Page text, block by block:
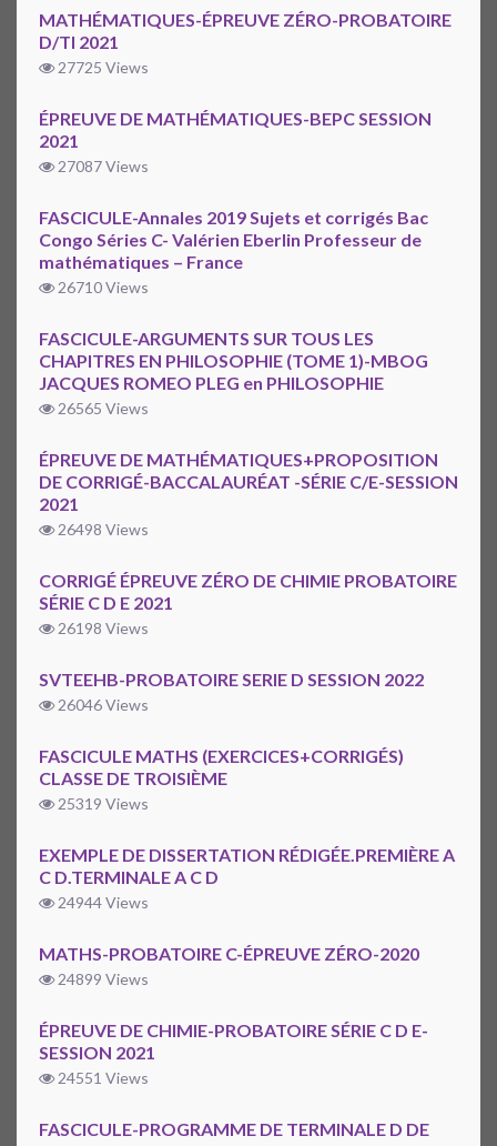
MATHÉMATIQUES-ÉPREUVE ZÉRO-PROBATOIRE
D/TI 2021
27725 Views
ÉPREUVE DE MATHÉMATIQUES-BEPC SESSION
2021
27087 Views
FASCICULE-Annales 2019 Sujets et corrigés Bac
Congo Séries C- Valérien Eberlin Professeur de
mathématiques – France
26710 Views
FASCICULE-ARGUMENTS SUR TOUS LES
CHAPITRES EN PHILOSOPHIE (TOME 1)-MBOG
JACQUES ROMEO PLEG en PHILOSOPHIE
26565 Views
ÉPREUVE DE MATHÉMATIQUES+PROPOSITION
DE CORRIGÉ-BACCALAURÉAT -SÉRIE C/E-SESSION
2021
26498 Views
CORRIGÉ ÉPREUVE ZÉRO DE CHIMIE PROBATOIRE
SÉRIE C D E 2021
26198 Views
SVTEEHB-PROBATOIRE SERIE D SESSION 2022
26046 Views
FASCICULE MATHS (EXERCICES+CORRIGÉS)
CLASSE DE TROISIÈME
25319 Views
EXEMPLE DE DISSERTATION RÉDIGÉE.PREMIÈRE A
C D.TERMINALE A C D
24944 Views
MATHS-PROBATOIRE C-ÉPREUVE ZÉRO-2020
24899 Views
ÉPREUVE DE CHIMIE-PROBATOIRE SÉRIE C D E-
SESSION 2021
24551 Views
FASCICULE-PROGRAMME DE TERMINALE D DE